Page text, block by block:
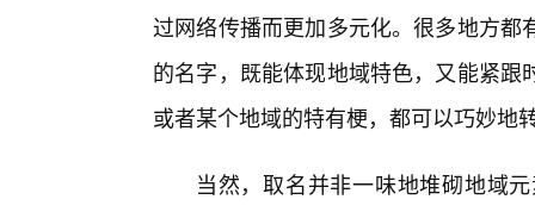
过网络传播而更加多元化。很多地方
的名字，既能体现地域特色，又能紧
或者某个地域的特有梗，都可以巧妙地
当然，取名并非一味地堆砌地域